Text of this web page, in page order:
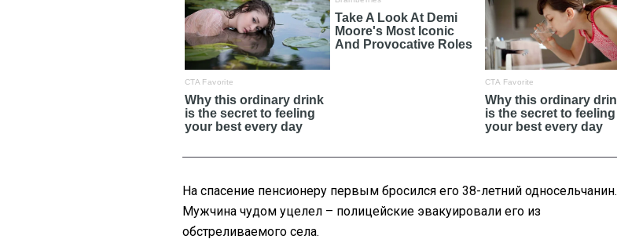
На спасение пенсионеру первым бросился его 38-летний односельчанин.
Мужчина чудом уцелел – полицейские эвакуировали его из
обстреливаемого села.